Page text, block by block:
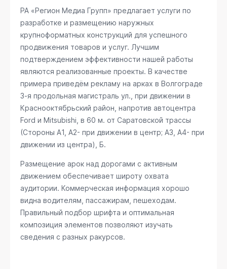
РА «Регион Медиа Групп» предлагает услуги по
разработке и размещению наружных
крупноформатных конструкций для успешного
продвижения товаров и услуг. Лучшим
подтверждением эффективности нашей работы
являются реализованные проекты. В качестве
примера приведём рекламу на арках в Волгограде
3-я продольная магистраль ул., при движении в
Краснооктябрьский район, напротив автоцентра
Ford и Mitsubishi, в 60 м. от Саратовской трассы
(Стороны А1, А2- при движении в центр; А3, А4- при
движении из центра), Б.
Размещение арок над дорогами с активным
движением обеспечивает широту охвата
аудитории. Коммерческая информация хорошо
видна водителям, пассажирам, пешеходам.
Правильный подбор шрифта и оптимальная
композиция элементов позволяют изучать
сведения с разных ракурсов.